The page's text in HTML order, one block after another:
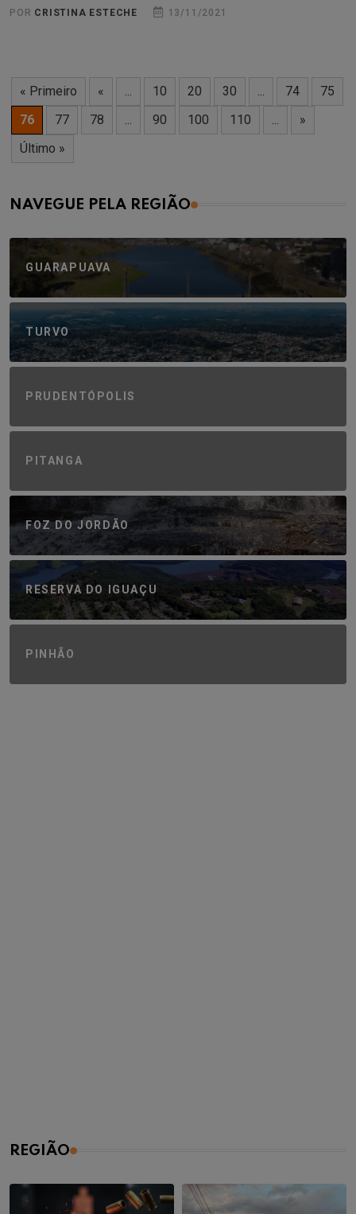
POR CRISTINA ESTECHE 13/11/2021
« Primeiro « 10 20 30 74
75
76
77 78 90 100 110
»
Último »
NAVEGUE PELA REGIÃO
GUARAPUAVA
TURVO
PRUDENTÓPOLIS
PITANGA
FOZ DO JORDÃO
RESERVA DO IGUAÇU
PINHÃO
REGIÃO